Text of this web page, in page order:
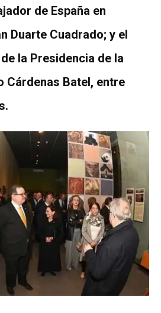
de España en
Duarte Cuadrado; y el
la Presidencia de la
Cárdenas Batel, entre